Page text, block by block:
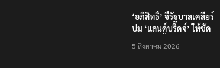
‘อภิสิทธิ์’ จี้รัฐบาลเคลียร์
ปม ‘แลนด์บริดจ์’ ให้ชัด
5 สิงหาคม 2026